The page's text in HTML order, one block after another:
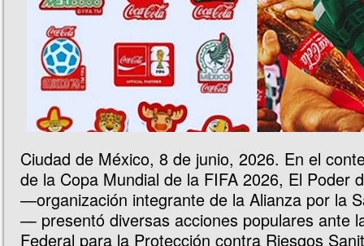
Ciudad de México, 8 de junio, 2026. En el
de la Copa Mundial de la FIFA 2026, El Poder
—organización integrante de la Alianza por la
— presentó diversas acciones populares ante
Federal para la Protección contra Riesgos